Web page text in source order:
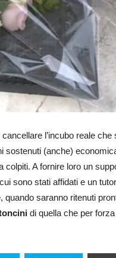
l’incubo reale che
sostenuti (anche)
colpiti. A fornire loro un
sono stati affidati e un
quando saranno ritenuti
di quella che per